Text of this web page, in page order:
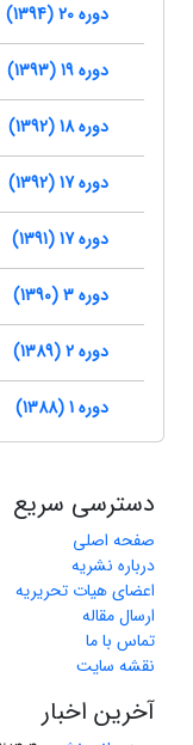
دوره 20 (1394)
دوره 19 (1393)
دوره 18 (1392)
دوره 17 (1392)
دوره 17 (1391)
دوره 3 (1390)
دوره 2 (1389)
دوره 1 (1388)
دسترسی سریع
صفحه اصلی
درباره نشریه
اعضای هیات تحریریه
ارسال مقاله
تماس با ما
نقشه سایت
آخرین اخبار